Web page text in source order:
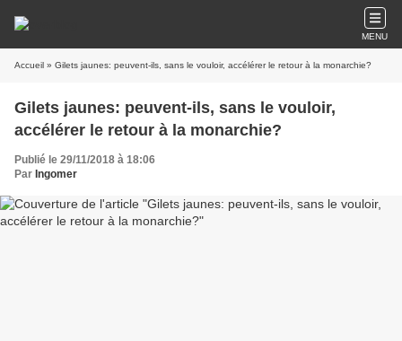
MENU
Accueil » Gilets jaunes: peuvent-ils, sans le vouloir, accélérer le retour à la monarchie?
Gilets jaunes: peuvent-ils, sans le vouloir,
accélérer le retour à la monarchie?
Publié le 29/11/2018 à 18:06
Par Ingomer